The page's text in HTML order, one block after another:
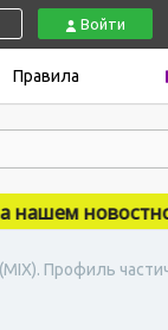
Войти
Правила
Профиль